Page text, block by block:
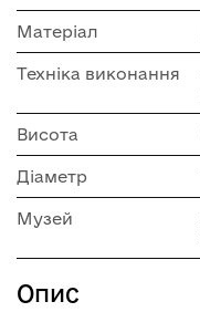
Матеріал
Техніка виконання
Висота
Діаметр
Музей
Опис